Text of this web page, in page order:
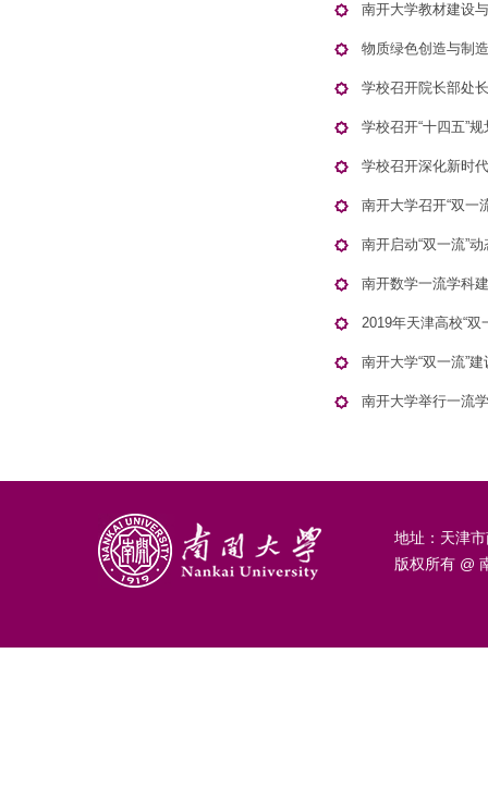
南开大学教材建设
物质绿色创造与制
学校召开院长部处
学校召开“十四五”
学校召开深化新时
南开大学召开“双一
南开启动“双一流”
南开数学一流学科
2019年天津高校“
南开大学“双一流”
南开大学举行一流
地址：天津
版权所有 @